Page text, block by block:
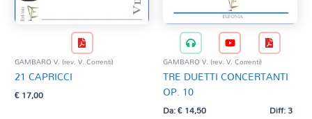
GAMBARO V. (rev. V. Correnti)
21 CAPRICCI
€17,00
GAMBARO V. (rev. V. Correnti)
TRE DUETTI CONCERTANTI
OP. 10
Da:€14,50 Diff: 3